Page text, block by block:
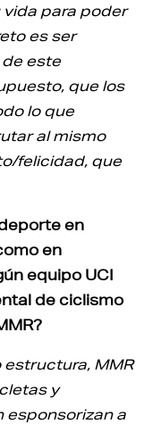
vida para poder
es ser
este
que los
lo que
al mismo
felicidad, que
en
en
equipo UCI
de ciclismo
MMR
y
esponsorizan a